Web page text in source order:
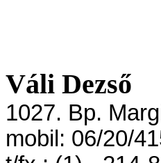
Váli Dezső
1027. Bp.
mobil: 06/20/